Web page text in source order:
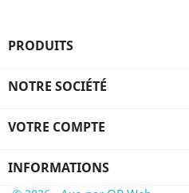
PRODUITS
NOTRE SOCIÉTÉ
VOTRE COMPTE
INFORMATIONS